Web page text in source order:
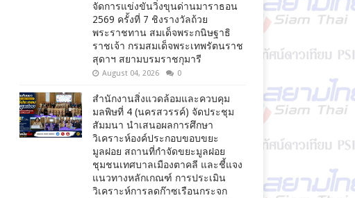
จัดการแข่งขันวิ่งขุนด่านมาราธอน
2569 ครั้งที่ 7 ชิงรางวัลถ้วย
พระราชทาน สมเด็จพระกนิษฐาธิ
ราชเจ้า กรมสมเด็จพระเทพรัตนราช
สุดาฯ สยามบรมราชกุมารี
August 04, 2026 0
สำนักงานสิ่งแวดล้อมและควบคุม
มลพิษที่ 4 (นครสวรรค์) จัดประชุม
สัมมนา นำเสนอผลการศึกษา
วิเคราะห์องค์ประกอบขอบขยะ
มูลฝอย สถานที่กำจัดขยะมูลฝอย
ชุมชนเทศบาลเมืองตาคลี และชี้แจง
แนวทางหลักเกณฑ์ การประเมิน
วิเคราะห์การลดก๊าซเรือนกระจก